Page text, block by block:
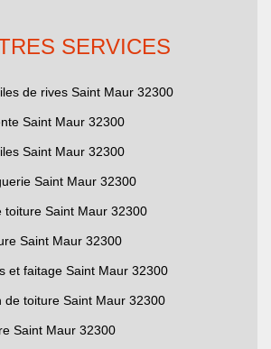
SERVICES
de rives Saint Maur 32300
Saint Maur 32300
Saint Maur 32300
Saint Maur 32300
toiture Saint Maur 32300
Saint Maur 32300
et faitage Saint Maur 32300
de toiture Saint Maur 32300
Saint Maur 32300